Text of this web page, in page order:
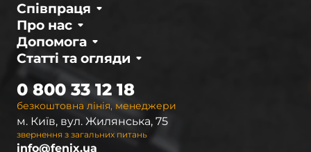
Про нас
Співпраця
Статті та огляди
Допомога
безкоштовна лінія, менеджери
0 800 33 12 18
м. Київ, вул. Жилянська, 75
звернення з загальних питань
info@fenix.ua